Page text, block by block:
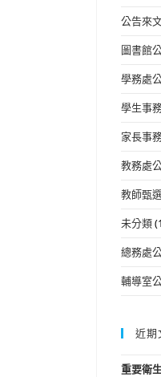
公告來
圖書館
學務處
學生事
家長事
教務處
教師甄
未分類
總務處
輔導室
近期
重要衛